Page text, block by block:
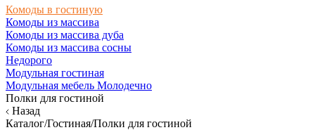
Комоды в гостиную
Комоды из массива
Комоды из массива дуба
Комоды из массива сосны
Недорого
Модульная гостиная
Модульная мебель Молодечно
Полки для гостиной
Назад
Каталог/Гостиная/Полки для гостиной